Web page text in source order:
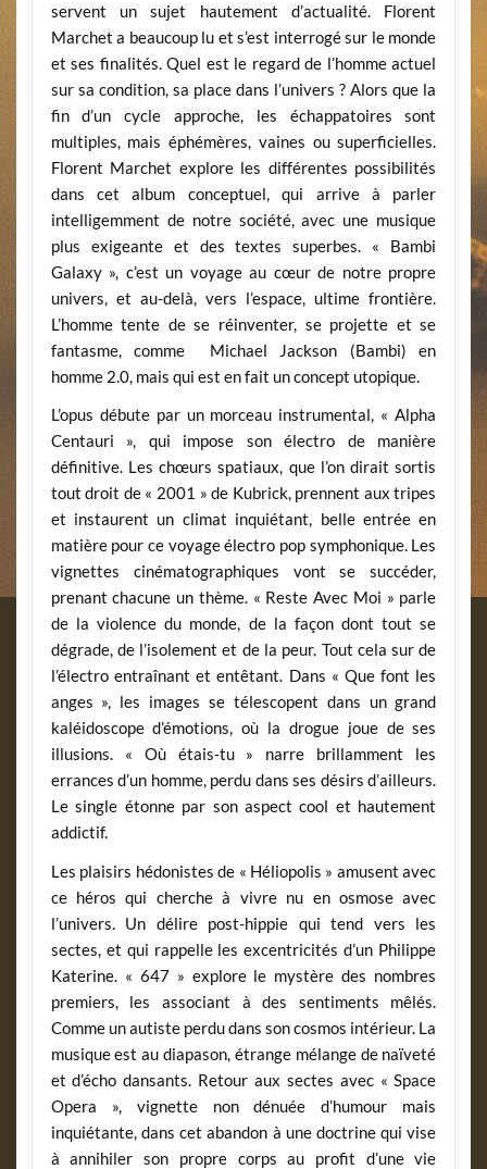
servent un sujet hautement d’actualité. Florent
Marchet a beaucoup lu et s’est interrogé sur le monde
et ses finalités. Quel est le regard de l’homme actuel
sur sa condition, sa place dans l’univers ? Alors que la
fin d’un cycle approche, les échappatoires sont
multiples, mais éphémères, vaines ou superficielles.
Florent Marchet explore les différentes possibilités
dans cet album conceptuel, qui arrive à parler
intelligemment de notre société, avec une musique
plus exigeante et des textes superbes. « Bambi
Galaxy », c’est un voyage au cœur de notre propre
univers, et au-delà, vers l’espace, ultime frontière.
L’homme tente de se réinventer, se projette et se
fantasme, comme Michael Jackson (Bambi) en
homme 2.0, mais qui est en fait un concept utopique.
L’opus débute par un morceau instrumental, « Alpha
Centauri », qui impose son électro de manière
définitive. Les chœurs spatiaux, que l’on dirait sortis
tout droit de « 2001 » de Kubrick, prennent aux tripes
et instaurent un climat inquiétant, belle entrée en
matière pour ce voyage électro pop symphonique. Les
vignettes cinématographiques vont se succéder,
prenant chacune un thème. « Reste Avec Moi » parle
de la violence du monde, de la façon dont tout se
dégrade, de l’isolement et de la peur. Tout cela sur de
l’électro entraînant et entêtant. Dans « Que font les
anges », les images se télescopent dans un grand
kaléidoscope d’émotions, où la drogue joue de ses
illusions. « Où étais-tu » narre brillamment les
errances d’un homme, perdu dans ses désirs d’ailleurs.
Le single étonne par son aspect cool et hautement
addictif.
Les plaisirs hédonistes de « Héliopolis » amusent avec
ce héros qui cherche à vivre nu en osmose avec
l’univers. Un délire post-hippie qui tend vers les
sectes, et qui rappelle les excentricités d’un Philippe
Katerine. « 647 » explore le mystère des nombres
premiers, les associant à des sentiments mêlés.
Comme un autiste perdu dans son cosmos intérieur. La
musique est au diapason, étrange mélange de naïveté
et d’écho dansants. Retour aux sectes avec « Space
Opera », vignette non dénuée d’humour mais
inquiétante, dans cet abandon à une doctrine qui vise
à annihiler son propre corps au profit d’une vie